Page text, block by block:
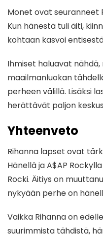
Monet ovat seuranneet
Kun hänestä tuli äiti,
kohtaan kasvoi
Ihmiset haluavat
maailmanluokan
perheen välillä. Lisäksi
herättävät paljon
Yhteenveto
Rihanna lapset ovat
Hänellä ja A$AP
Rocki. Äitiys on
nykyään perhe on
Vaikka Rihanna on
suurimmista tähdistä,